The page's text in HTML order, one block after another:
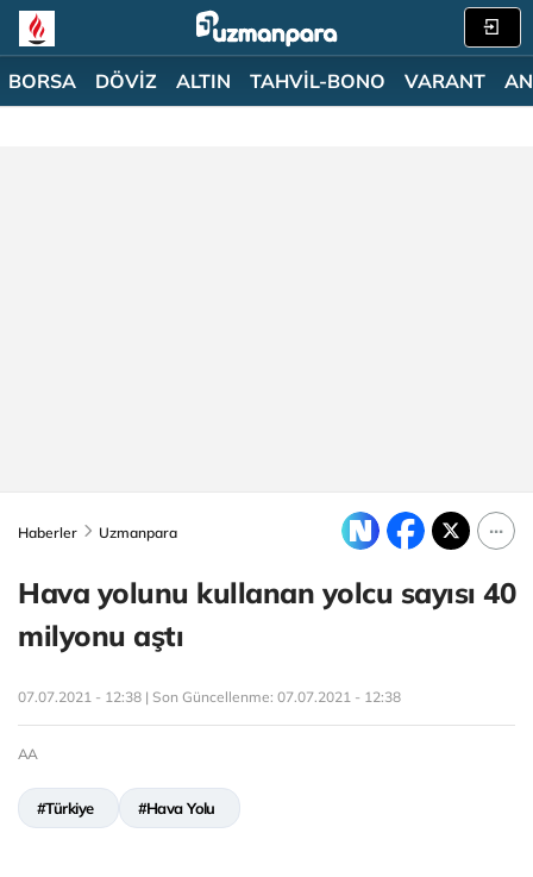
BORSA DÖVİZ ALTIN TAHVİL-BONO VARANT
Haberler Uzmanpara
Hava yolunu kullanan yolcu sayısı 40
milyonu aştı
07.07.2021 - 12:38 | Son Güncellenme: 07.07.2021 - 12:38
AA
#Türkiye #Hava Yolu